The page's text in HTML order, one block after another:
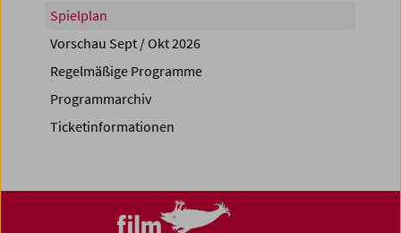
Spielplan
Vorschau Sept / Okt 2026
Regelmäßige Programme
Programmarchiv
Ticketinformationen